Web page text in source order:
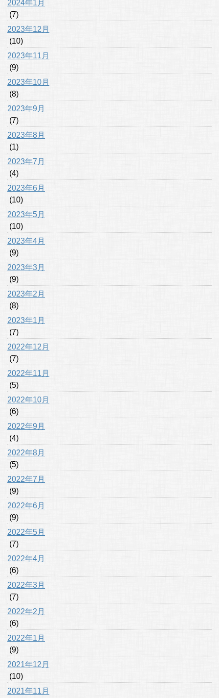
2024年1月
(7)
2023年12月
(10)
2023年11月
(9)
2023年10月
(8)
2023年9月
(7)
2023年8月
(1)
2023年7月
(4)
2023年6月
(10)
2023年5月
(10)
2023年4月
(9)
2023年3月
(9)
2023年2月
(8)
2023年1月
(7)
2022年12月
(7)
2022年11月
(5)
2022年10月
(6)
2022年9月
(4)
2022年8月
(5)
2022年7月
(9)
2022年6月
(9)
2022年5月
(7)
2022年4月
(6)
2022年3月
(7)
2022年2月
(6)
2022年1月
(9)
2021年12月
(10)
2021年11月